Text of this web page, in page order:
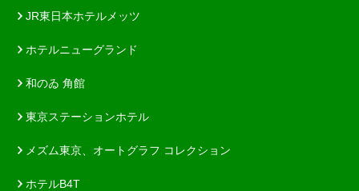
JR東日本ホテルメッツ
ホテルニューグランド
和のゐ 角館
東京ステーションホテル
メズム東京、オートグラフ コレクション
ホテルB4T